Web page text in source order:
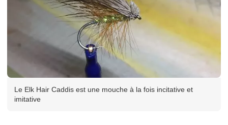
Le Elk Hair Caddis est une mouche à la fois incitative et
imitative